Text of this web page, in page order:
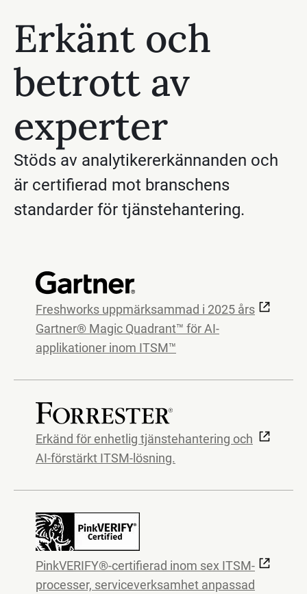
Erkänt och
betrott av
experter
Stöds av analytikererkännanden och
är certifierad mot branschens
standarder för tjänstehantering.
Freshworks uppmärksammad i 2025 års
Gartner® Magic Quadrant™ för AI-
applikationer inom ITSM™
Erkänd för enhetlig tjänstehantering och
AI-förstärkt ITSM-lösning.
PinkVERIFY®-certifierad inom sex ITSM-
processer, serviceverksamhet anpassad